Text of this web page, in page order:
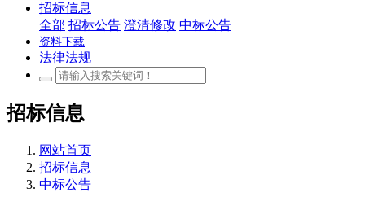
招标信息
全部 招标公告 澄清修改 中标公告
资料下载
法律法规
招标信息
网站首页
招标信息
中标公告